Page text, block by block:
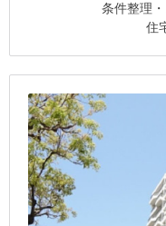
条件整理
住